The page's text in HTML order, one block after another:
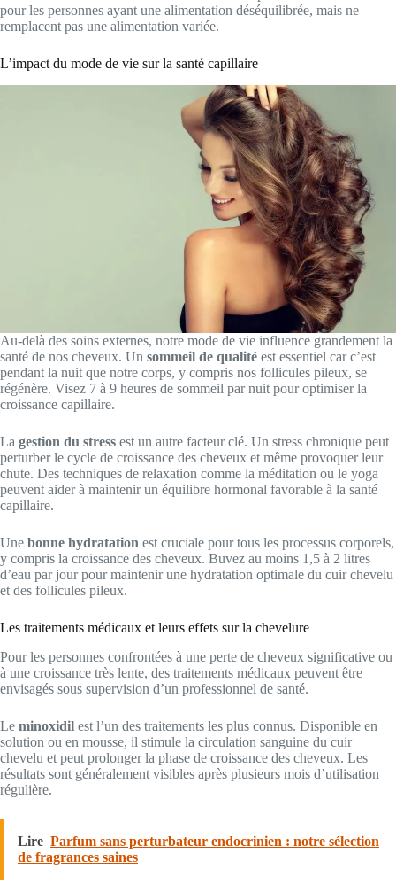
pour les personnes ayant une alimentation déséquilibrée, mais ne
remplacent pas une alimentation variée.
L’impact du mode de vie sur la santé capillaire
Au-delà des soins externes, notre mode de vie influence grandement la
santé de nos cheveux. Un sommeil de qualité est essentiel car c’est
pendant la nuit que notre corps, y compris nos follicules pileux, se
régénère. Visez 7 à 9 heures de sommeil par nuit pour optimiser la
croissance capillaire.
La gestion du stress est un autre facteur clé. Un stress chronique peut
perturber le cycle de croissance des cheveux et même provoquer leur
chute. Des techniques de relaxation comme la méditation ou le yoga
peuvent aider à maintenir un équilibre hormonal favorable à la santé
capillaire.
Une bonne hydratation est cruciale pour tous les processus corporels,
y compris la croissance des cheveux. Buvez au moins 1,5 à 2 litres
d’eau par jour pour maintenir une hydratation optimale du cuir chevelu
et des follicules pileux.
Les traitements médicaux et leurs effets sur la chevelure
Pour les personnes confrontées à une perte de cheveux significative ou
à une croissance très lente, des traitements médicaux peuvent être
envisagés sous supervision d’un professionnel de santé.
Le minoxidil est l’un des traitements les plus connus. Disponible en
solution ou en mousse, il stimule la circulation sanguine du cuir
chevelu et peut prolonger la phase de croissance des cheveux. Les
résultats sont généralement visibles après plusieurs mois d’utilisation
régulière.
Lire Parfum sans perturbateur endocrinien : notre sélection
de fragrances saines